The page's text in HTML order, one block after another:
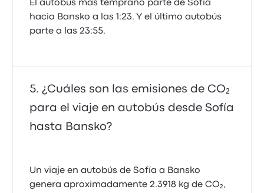
El autobús más temprano parte de Sofía
hacia Bansko a las 1:23. Y el último autobús
parte a las 23:55.
¿Cuáles son las emisiones de CO₂
para el viaje en autobús desde Sofía
hasta Bansko?
Un viaje en autobús de Sofía a Bansko
genera aproximadamente 2.3918 kg de CO₂,